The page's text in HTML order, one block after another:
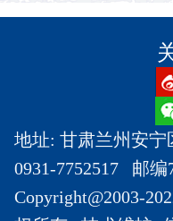
地址: 甘肃兰州安
0931-7752517 邮编
Copyright@2003-